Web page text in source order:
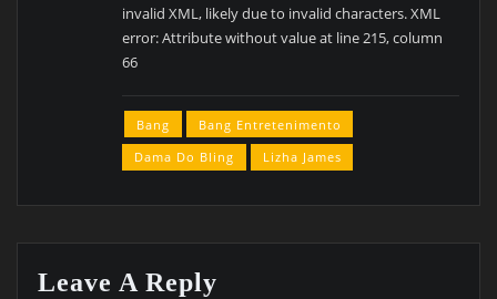
invalid XML, likely due to invalid characters. XML
error: Attribute without value at line 215, column
66
Bang
Bang Entretenimento
Dama Do Bling
Lizha James
Leave A Reply